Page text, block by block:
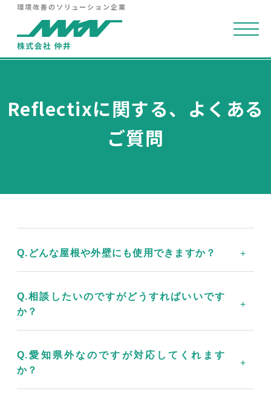
環境改善のソリューション企業
Reflectixに関する、よくある
ご質問
Q.どんな屋根や外壁にも使用できますか？
Q.相談したいのですがどうすればいいです
か？
Q.愛知県外なのですが対応してくれます
か？